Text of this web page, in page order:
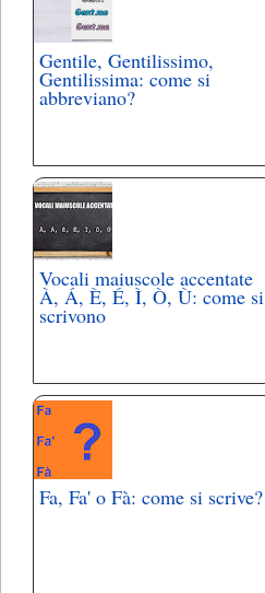
Gentile, Gentilissimo,
Gentilissima: come si
abbreviano?
Vocali maiuscole accentate
À, Á, È, É, Ì, Ò, Ù: come si
scrivono
Fa, Fa' o Fà: come si scrive?